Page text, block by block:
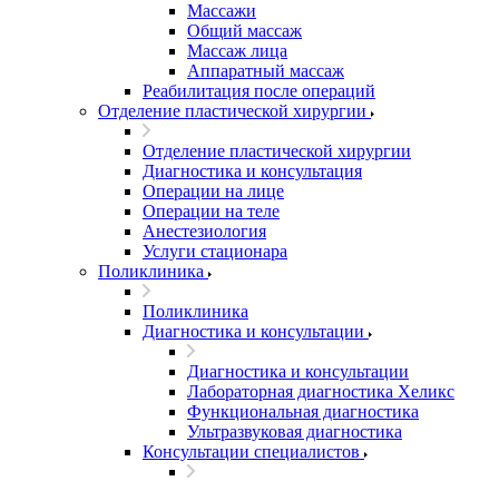
Массажи
Общий массаж
Массаж лица
Аппаратный массаж
Реабилитация после операций
Отделение пластической хирургии
Отделение пластической хирургии
Диагностика и консультация
Операции на лице
Операции на теле
Анестезиология
Услуги стационара
Поликлиника
Поликлиника
Диагностика и консультации
Диагностика и консультации
Лабораторная диагностика Хеликс
Функциональная диагностика
Ультразвуковая диагностика
Консультации специалистов